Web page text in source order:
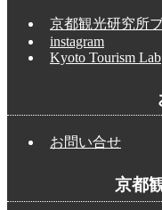
京都観光研究所
instagram
Kyoto Tourism Lab
お問い合せ
京都